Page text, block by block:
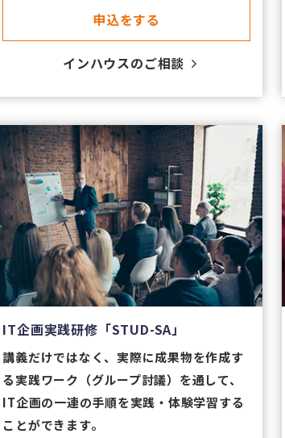
​申込をする
​インハウスのご相談
IT企画実践研修「STUD-SA」
講義だけではなく、実際に成果物を作成す
る実践ワーク（グループ討議）を通して、
IT企画の一連の手順を実践・体験学習する
ことができます。